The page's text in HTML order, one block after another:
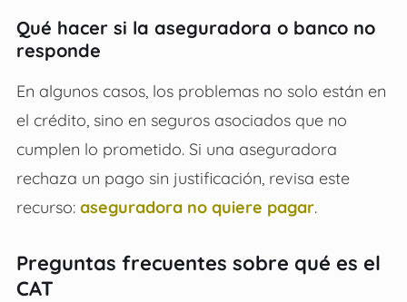
Qué hacer si la aseguradora o banco no
responde
En algunos casos, los problemas no solo están en
el crédito, sino en seguros asociados que no
cumplen lo prometido. Si una aseguradora
rechaza un pago sin justificación, revisa este
recurso: aseguradora no quiere pagar.
Preguntas frecuentes sobre qué es el
CAT